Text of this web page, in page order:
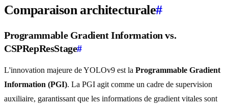
Comparaison architecturale#
Programmable Gradient Information vs.
CSPRepResStage#
L'innovation majeure de YOLOv9 est la Programmable Gradient
Information (PGI). La PGI agit comme un cadre de supervision
auxiliaire, garantissant que les informations de gradient vitales sont